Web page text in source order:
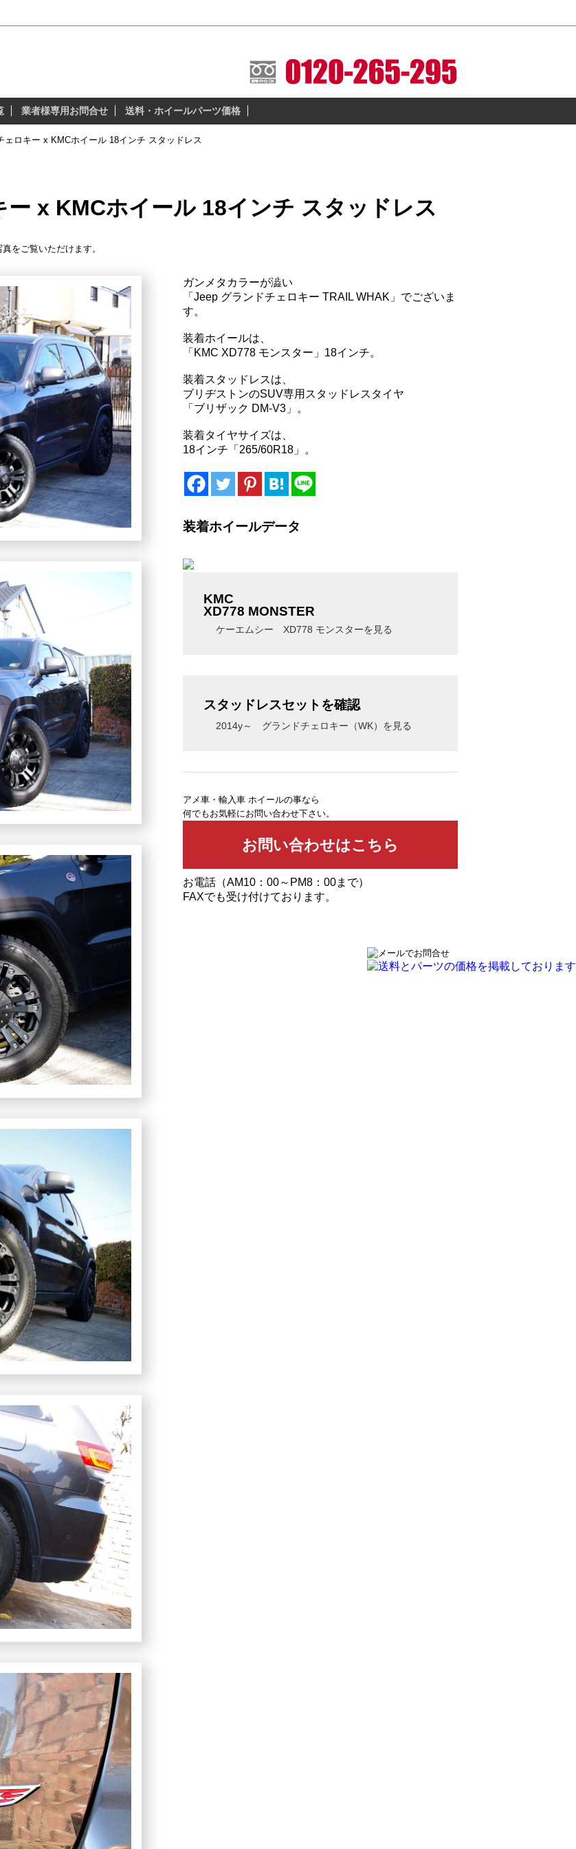
業者様専用お問合せ 送料・ホイールパーツ価格
ェロキー x KMCホイール 18インチ スタッドレス
x KMCホイール 18インチ スタッドレス
をご覧いただけます。
ガンメタカラーが澁い
「Jeep グランドチェロキー TRAIL WHAK」でございま
す。
装着ホイールは、
「KMC XD778 モンスター」18インチ。
装着スタッドレスは、
ブリヂストンのSUV専用スタッドレスタイヤ
「ブリザック DM-V3」。
装着タイヤサイズは、
18インチ「265/60R18」。
装着ホイールデータ
KMC
XD778 MONSTER
ケーエムシー XD778 モンスターを見る
スタッドレスセットを確認
2014y～ グランドチェロキー（WK）を見る
アメ車・輸入車 ホイールの事なら
何でもお気軽にお問い合わせ下さい。
お電話（AM10：00～PM8：00まで）
FAXでも受け付けております。